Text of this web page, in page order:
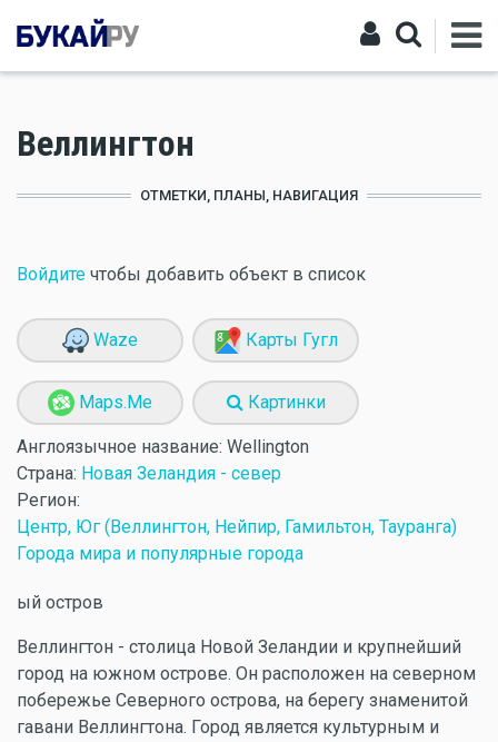
Веллингтон
ОТМЕТКИ, ПЛАНЫ, НАВИГАЦИЯ
Войдите чтобы добавить объект в список
Waze Карты Гугл
Maps.Me Картинки
Англоязычное название: Wellington
Страна: Новая Зеландия - север
Регион:
Центр, Юг (Веллингтон, Нейпир, Гамильтон, Тауранга)
Города мира и популярные города
ый остров
Веллингтон - столица Новой Зеландии и крупнейший
город на южном острове. Он расположен на северном
побережье Северного острова, на берегу знаменитой
гавани Веллингтона. Город является культурным и